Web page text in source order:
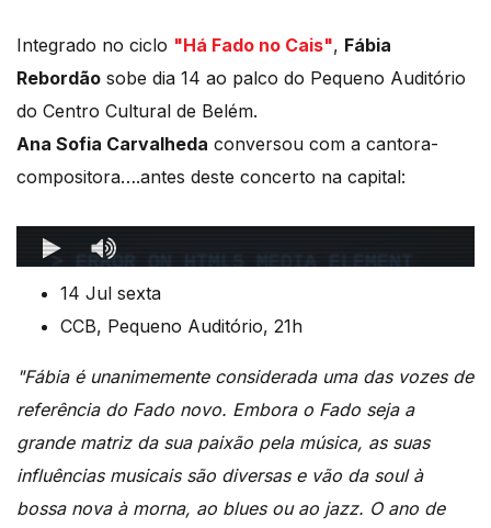
Integrado no ciclo "Há Fado no Cais", Fábia
Rebordão sobe dia 14 ao palco do Pequeno Auditório
do Centro Cultural de Belém.
Ana Sofia Carvalheda conversou com a cantora-
compositora….antes deste concerto na capital:
14 Jul sexta
CCB, Pequeno Auditório, 21h
"Fábia é unanimemente considerada uma das vozes de
referência do Fado novo. Embora o Fado seja a
grande matriz da sua paixão pela música, as suas
influências musicais são diversas e vão da soul à
bossa nova à morna, ao blues ou ao jazz. O ano de